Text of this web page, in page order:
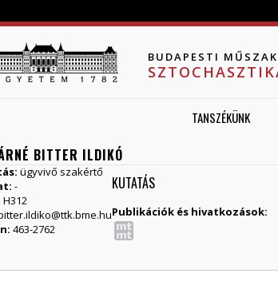
BUDAPESTI
TANSZÉKÜNK
BITTER ILDIKÓ
ügyvivő szakértő
-
H312
463-2762
KUTATÁS
Publikációk és hivatkozások: